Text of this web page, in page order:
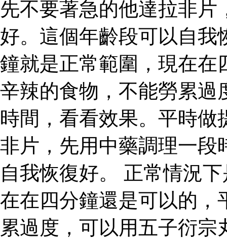
先不要著急的他達拉非
好。這個年齡段可以自我
鐘就是正常範圍，現在在
辛辣的食物，不能勞累過
時間，看看效果。平時
非片，先用中藥調理一段
自我恢復好。 正常情況
在在四分鐘還是可以的，
累過度，可以用五子衍